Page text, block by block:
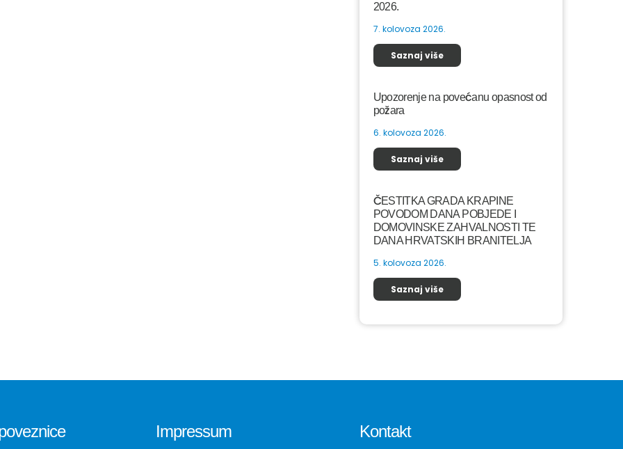
2026.
7. kolovoza 2026.
Saznaj više
Upozorenje na povećanu opasnost od
požara
6. kolovoza 2026.
Saznaj više
ČESTITKA GRADA KRAPINE
POVODOM DANA POBJEDE I
DOMOVINSKE ZAHVALNOSTI TE
DANA HRVATSKIH BRANITELJA
5. kolovoza 2026.
Saznaj više
Impressum Kontakt